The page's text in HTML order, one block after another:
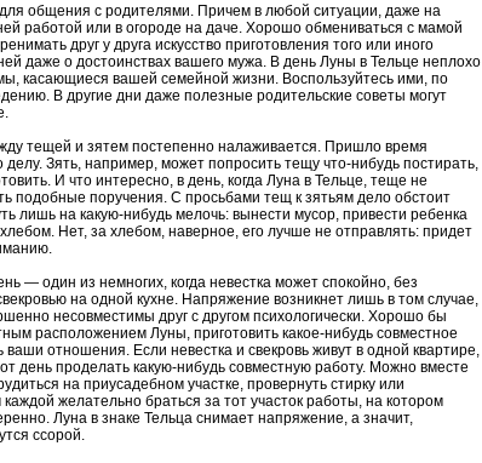
общения с родителями. Причем в любой ситуации, даже на
работой или в огороде на даче. Хорошо обмениваться с мамой
друг у друга искусство приготовления того или иного
даже о достоинствах вашего мужа. В день Луны в Тельце неплохо
касающиеся вашей семейной жизни. Воспользуйтесь ими, по
В другие дни даже полезные родительские советы могут
тещей и зятем постепенно налаживается. Пришло время
Зять, например, может попросить тещу что-нибудь постирать,
И что интересно, в день, когда Луна в Тельце, теще не
подобные поручения. С просьбами тещ к зятьям дело обстоит
лишь на какую-нибудь мелочь: вынести мусор, привести ребенка
хлебом. Нет, за хлебом, наверное, его лучше не отправлять: придет
— один из немногих, когда невестка может спокойно, без
на одной кухне. Напряжение возникнет лишь в том случае,
несовместимы друг с другом психологически. Хорошо бы
расположением Луны, приготовить какое-нибудь совместное
отношения. Если невестка и свекровь живут в одной квартире,
день проделать какую-нибудь совместную работу. Можно вместе
на приусадебном участке, провернуть стирку или
желательно браться за тот участок работы, на котором
Луна в знаке Тельца снимает напряжение, а значит,
ссорой.